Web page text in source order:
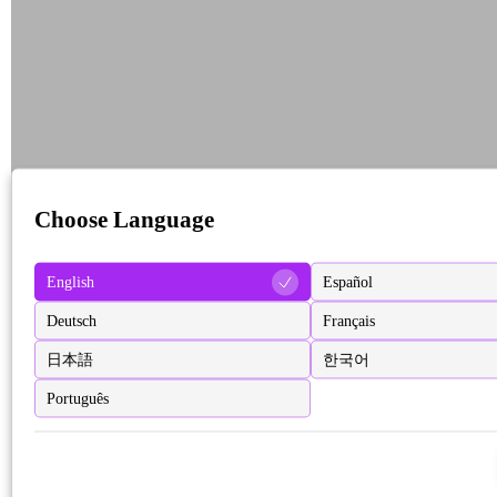
Choose Language
English Español
Deutsch Français
日本語 한국어
Português